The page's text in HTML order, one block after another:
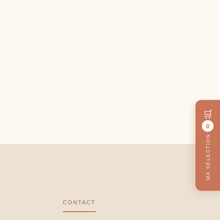
CONTACT
🛒
0
MA SÉLECTION